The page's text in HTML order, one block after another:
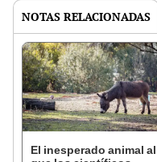
NOTAS RELACIONADAS
El inesperado animal al